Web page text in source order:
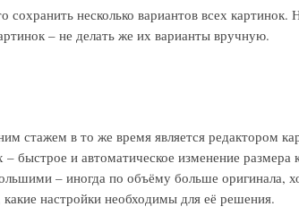
сохранить несколько вариантов всех
– не делать же их варианты вручную.
стажем в то же время является редактором
быстрое и автоматическое изменение
– иногда по объёму больше оригинала,
настройки необходимы для её решения.